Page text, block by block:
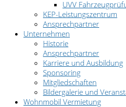
UVV
KEP-Leistungszentrum
Ansprechpartner
Unternehmen
Historie
Ansprechpartner
Karriere und Ausbildung
Sponsoring
Mitgliedschaften
Bildergalerie und
Wohnmobil Vermietung